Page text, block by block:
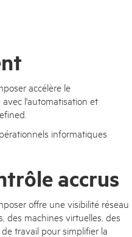
accélère le
l'automatisation et
informatiques
accrus
offre une visibilité réseau
des machines virtuelles, des
travail pour simplifier la